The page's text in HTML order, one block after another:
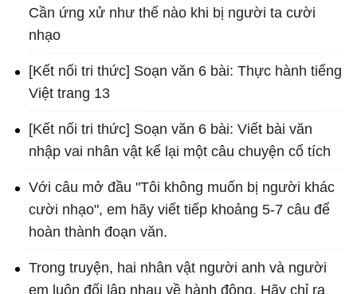
Cần ứng xử như thế nào khi bị người ta cười
nhạo
[Kết nối tri thức] Soạn văn 6 bài: Thực hành tiếng
Việt trang 13
[Kết nối tri thức] Soạn văn 6 bài: Viết bài văn
nhập vai nhân vật kể lại một câu chuyện cổ tích
Với câu mở đầu "Tôi không muốn bị người khác
cười nhạo", em hãy viết tiếp khoảng 5-7 câu để
hoàn thành đoạn văn.
Trong truyện, hai nhân vật người anh và người
em luôn đối lập nhau về hành động. Hãy chỉ ra